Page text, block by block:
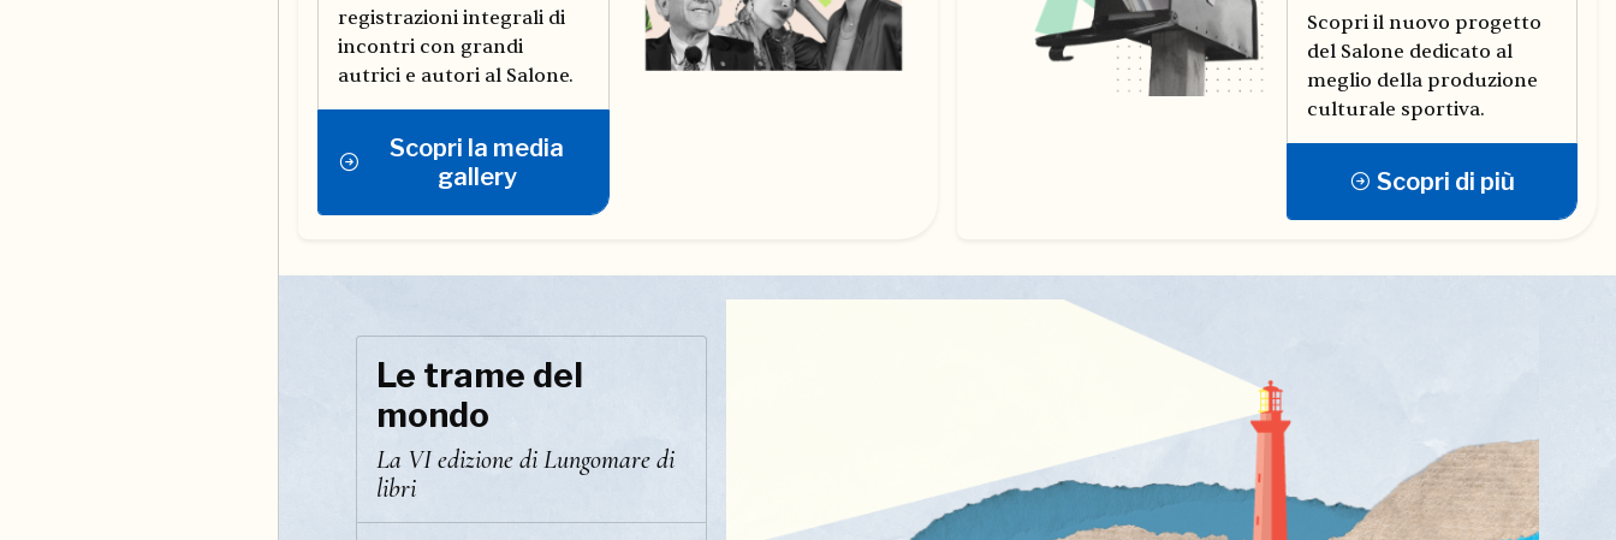
registrazioni integrali di
incontri con grandi
autrici e autori al Salone.
Scopri la media
gallery
Scopri il nuovo progetto
del Salone dedicato al
meglio della produzione
culturale sportiva.
Scopri di più
Le trame del
mondo
La VI edizione di Lungomare di
libri